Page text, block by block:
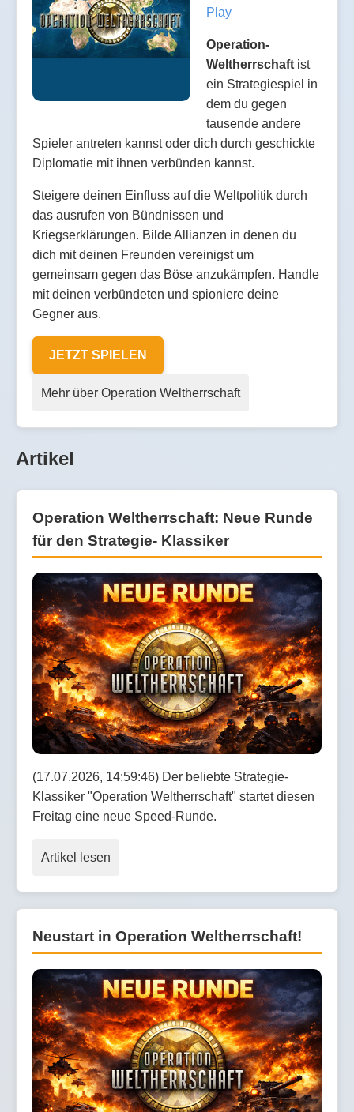
Play
Operation-
Weltherrschaft ist
ein Strategiespiel in
dem du gegen
tausende andere
Spieler antreten kannst oder dich durch geschickte
Diplomatie mit ihnen verbünden kannst.
Steigere deinen Einfluss auf die Weltpolitik durch
das ausrufen von Bündnissen und
Kriegserklärungen. Bilde Allianzen in denen du
dich mit deinen Freunden vereinigst um
gemeinsam gegen das Böse anzukämpfen. Handle
mit deinen verbündeten und spioniere deine
Gegner aus.
JETZT SPIELEN
Mehr über Operation Weltherrschaft
Artikel
Operation Weltherrschaft: Neue Runde
für den Strategie- Klassiker
(17.07.2026, 14:59:46) Der beliebte Strategie-
Klassiker "Operation Weltherrschaft" startet diesen
Freitag eine neue Speed-Runde.
Artikel lesen
Neustart in Operation Weltherrschaft!